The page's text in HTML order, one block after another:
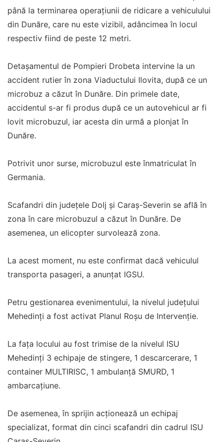
până la terminarea operațiunii de ridicare a vehiculului
din Dunăre, care nu este vizibil, adâncimea în locul
respectiv fiind de peste 12 metri.
Detașamentul de Pompieri Drobeta intervine la un
accident rutier în zona Viaductului Ilovita, după ce un
microbuz a căzut în Dunăre. Din primele date,
accidentul s-ar fi produs după ce un autovehicul ar fi
lovit microbuzul, iar acesta din urmă a plonjat în
Dunăre.
Potrivit unor surse, microbuzul este înmatriculat în
Germania.
Scafandri din judeţele Dolj şi Caraş-Severin se află în
zona în care microbuzul a căzut în Dunăre. De
asemenea, un elicopter survolează zona.
La acest moment, nu este confirmat dacă vehiculul
transporta pasageri, a anunțat IGSU.
Petru gestionarea evenimentului, la nivelul județului
Mehedinți a fost activat Planul Roșu de Intervenție.
La fața locului au fost trimise de la nivelul ISU
Mehedinți 3 echipaje de stingere, 1 descarcerare, 1
container MULTIRISC, 1 ambulanță SMURD, 1
ambarcațiune.
De asemenea, în sprijin acționează un echipaj
specializat, format din cinci scafandri din cadrul ISU